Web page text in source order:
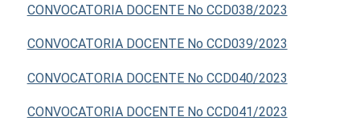
CONVOCATORIA DOCENTE No CCD038/2023
CONVOCATORIA DOCENTE No CCD039/2023
CONVOCATORIA DOCENTE No CCD040/2023
CONVOCATORIA DOCENTE No CCD041/2023